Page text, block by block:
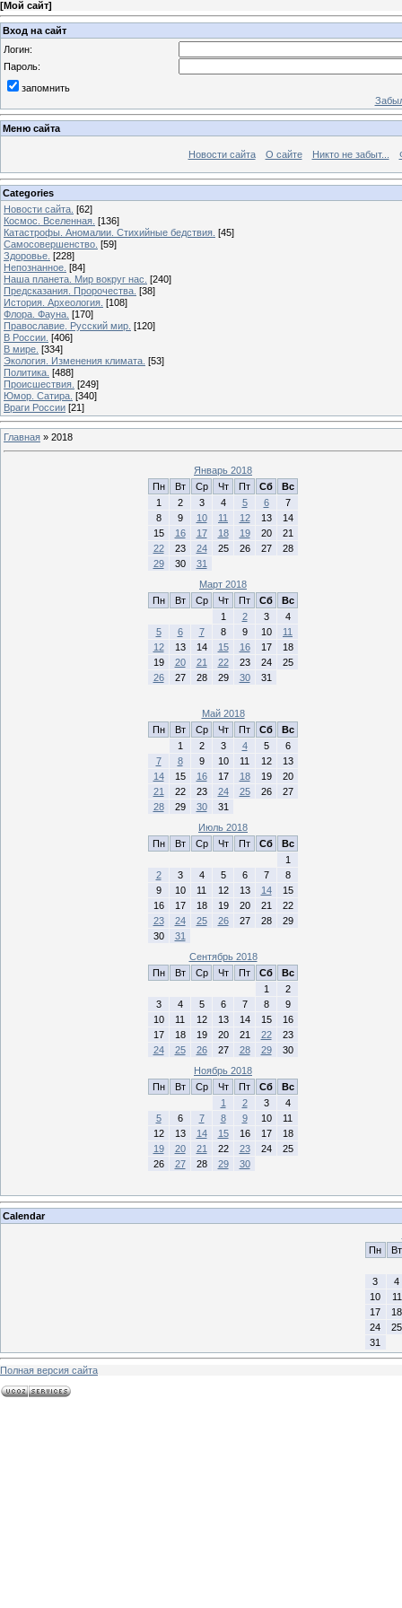
[Мой сайт]
Вход на сайт
Логин:
Пароль:
запомнить
Меню сайта
Новости сайта О сайте Никто не забыт...
Categories
Новости сайта. [62]
Космос. Вселенная. [136]
Катастрофы. Аномалии. Стихийные бедствия. [45]
Самосовершенство. [59]
Здоровье. [228]
Непознанное. [84]
Наша планета. Мир вокруг нас. [240]
Предсказания. Пророчества. [38]
История. Археология. [108]
Флора. Фауна. [170]
Православие. Русский мир. [120]
В России. [406]
В мире. [334]
Экология. Изменения климата. [53]
Политика. [488]
Происшествия. [249]
Юмор. Сатира. [340]
Враги России [21]
Главная » 2018
Январь 2018
Пн
Вт Ср Чт Пт Сб
Вс
1
2 3 4 5 6
7
8
9 10 11 12 13
14
15
16 17 18 19 20
21
22
23 24 25 26 27
28
29
30
31
Март 2018
Пн
Вт Ср Чт Пт Сб
Вс
1
2 3
4
5
6 7 8 9 10
11
12
13 14 15 16 17
18
19
20 21 22 23 24
25
26
27 28 29 30 31
Май 2018
Пн
Вт Ср Чт Пт Сб
Вс
1
2 3 4 5
6
7
8 9 10 11 12
13
14
15 16 17 18 19
20
21
22 23 24 25 26
27
28
29 30
31
Июль 2018
Пн
Вт Ср Чт Пт Сб
Вс
1
2
3 4 5 6 7
8
9
10 11 12 13 14
15
16
17 18 19 20 21
22
23
24 25 26 27 28
29
30
31
Сентябрь 2018
Пн
Вт Ср Чт Пт Сб
Вс
1
2
3
4 5 6 7 8
9
10
11 12 13 14 15
16
17
18 19 20 21 22
23
24
25 26 27 28 29
30
Ноябрь 2018
Пн
Вт Ср Чт Пт Сб
Вс
1
2 3
4
5
6 7 8 9 10
11
12
13 14 15 16 17
18
19
20 21 22 23 24
25
26
27 28 29 30
Calendar
Пн
Вт
3
4
10
11
17
18
24
25
31
Полная версия сайта